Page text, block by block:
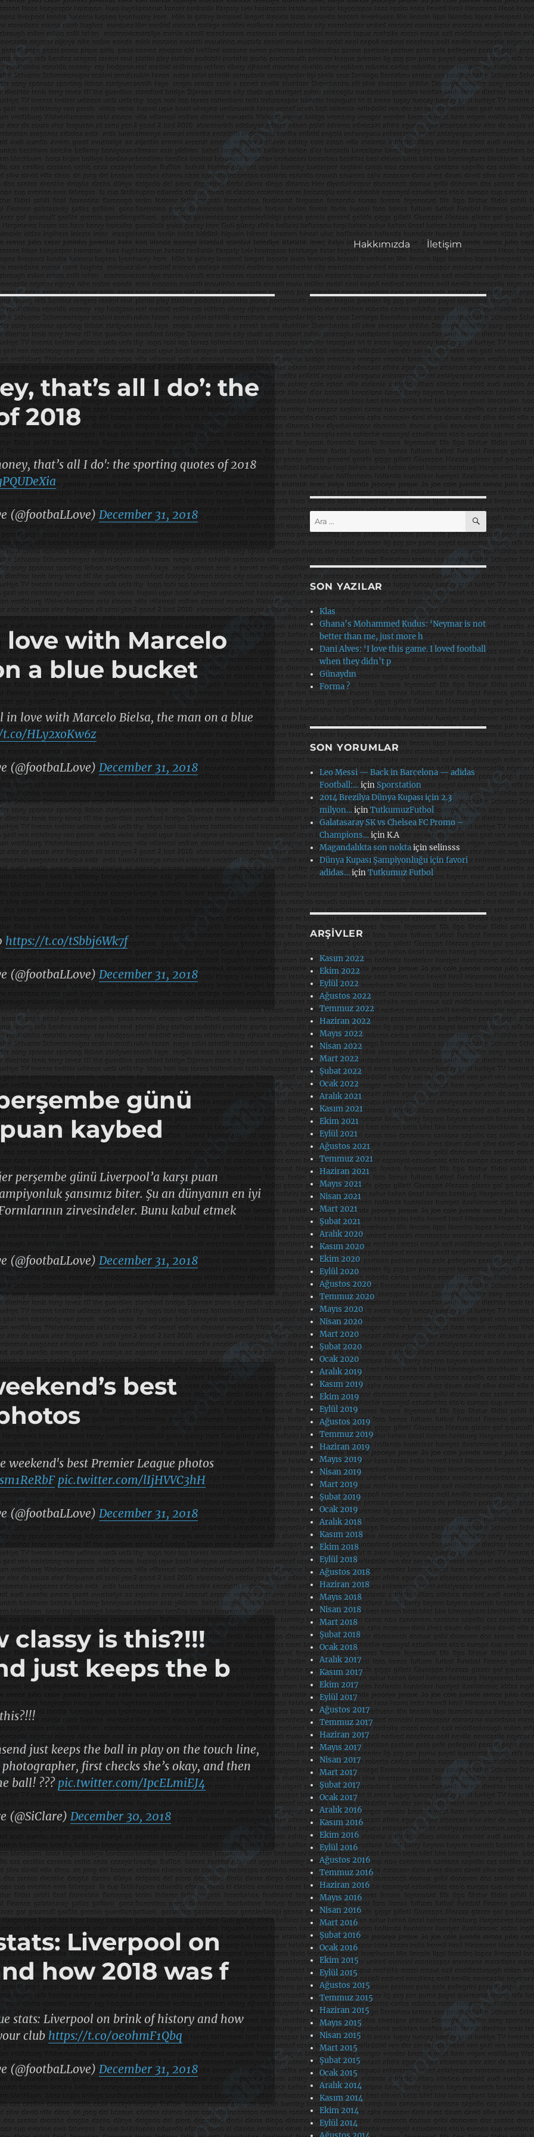
Hakkımızda İletişim
that’s all I do’: the
2018
that’s all I do': the sporting quotes of 2018
(@footbaLLove) December 31, 2018
love with Marcelo
a blue bucket
in love with Marcelo Bielsa, the man on a blue
HLy2xoKw6z
(@footbaLLove) December 31, 2018
https://t.co/tSbbj6Wk7f
(@footbaLLove) December 31, 2018
günü
puan kaybed
perşembe günü Liverpool’a karşı puan
şansımız biter. Şu an dünyanın en iyi
zirvesindeler. Bunu kabul etmek
(@footbaLLove) December 31, 2018
best
weekend's best Premier League photos
pic.twitter.com/lIjHVVC3hH
(@footbaLLove) December 31, 2018
classy is this?!!!
just keeps the b
just keeps the ball in play on the touch line,
first checks she’s okay, and then
ball! ??? pic.twitter.com/IpcELmiEJ4
(@SiClare) December 30, 2018
Liverpool on
how 2018 was f
stats: Liverpool on brink of history and how
club https://t.co/0e0hmF1Qbq
(@footbaLLove) December 31, 2018
Ara: ARA
SON YAZILAR
Klas
Ghana’s Mohammed Kudus: ‘Neymar is not
better than me, just more h
Dani Alves: ‘I love this game. I loved football
when they didn’t p
Günaydın
Forma ?
SON YORUMLAR
Leo Messi — Back in Barcelona — adidas
Football:…içinSporstation
2014 Brezilya Dünya Kupası için 2.3
milyon…içinTutkumuzFutbol
Galatasaray SK vs Chelsea FC Promo –
Champions…içinK.A
Magandalıkta son noktaiçinselinsss
Dünya Kupası Şampiyonluğu için favori
adidas…içinTutkumuz Futbol
ARŞIVLER
Kasım 2022
Ekim 2022
Eylül 2022
Ağustos 2022
Temmuz 2022
Haziran 2022
Mayıs 2022
Nisan 2022
Mart 2022
Şubat 2022
Ocak 2022
Aralık 2021
Kasım 2021
Ekim 2021
Eylül 2021
Ağustos 2021
Temmuz 2021
Haziran 2021
Mayıs 2021
Nisan 2021
Mart 2021
Şubat 2021
Aralık 2020
Kasım 2020
Ekim 2020
Eylül 2020
Ağustos 2020
Temmuz 2020
Mayıs 2020
Nisan 2020
Mart 2020
Şubat 2020
Ocak 2020
Aralık 2019
Kasım 2019
Ekim 2019
Eylül 2019
Ağustos 2019
Temmuz 2019
Haziran 2019
Mayıs 2019
Nisan 2019
Mart 2019
Şubat 2019
Ocak 2019
Aralık 2018
Kasım 2018
Ekim 2018
Eylül 2018
Ağustos 2018
Haziran 2018
Mayıs 2018
Nisan 2018
Mart 2018
Şubat 2018
Ocak 2018
Aralık 2017
Kasım 2017
Ekim 2017
Eylül 2017
Ağustos 2017
Temmuz 2017
Haziran 2017
Mayıs 2017
Nisan 2017
Mart 2017
Şubat 2017
Ocak 2017
Aralık 2016
Kasım 2016
Ekim 2016
Eylül 2016
Ağustos 2016
Temmuz 2016
Haziran 2016
Mayıs 2016
Nisan 2016
Mart 2016
Şubat 2016
Ocak 2016
Ekim 2015
Eylül 2015
Ağustos 2015
Temmuz 2015
Haziran 2015
Mayıs 2015
Nisan 2015
Mart 2015
Şubat 2015
Ocak 2015
Aralık 2014
Kasım 2014
Ekim 2014
Eylül 2014